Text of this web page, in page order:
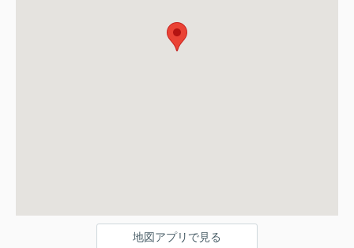
地図アプリで見る